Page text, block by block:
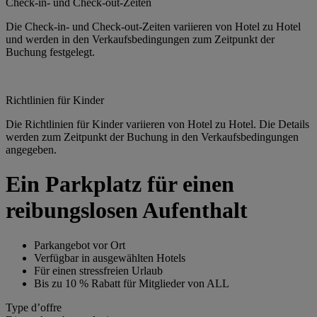
Check-in- und Check-out-Zeiten
Die Check-in- und Check-out-Zeiten variieren von Hotel zu Hotel
und werden in den Verkaufsbedingungen zum Zeitpunkt der
Buchung festgelegt.
Richtlinien für Kinder
Die Richtlinien für Kinder variieren von Hotel zu Hotel. Die Details
werden zum Zeitpunkt der Buchung in den Verkaufsbedingungen
angegeben.
Ein Parkplatz für einen
reibungslosen Aufenthalt
Parkangebot vor Ort
Verfügbar in ausgewählten Hotels
Für einen stressfreien Urlaub
Bis zu 10 % Rabatt für Mitglieder von ALL
Type d’offre